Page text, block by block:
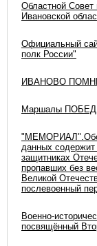
Областной
Ивановской
Официальный
полк России"
ИВАНОВО
Маршалы
данных
защитниках
пропавших без
Великой
послевоенный
Военно-
посвящённый